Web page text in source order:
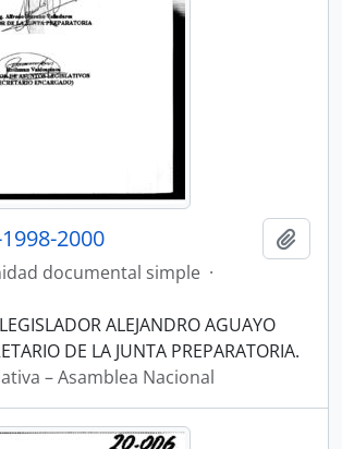
2000
documental simple ·
ALEJANDRO AGUAYO
DE LA JUNTA PREPARATORIA.
– Asamblea Nacional